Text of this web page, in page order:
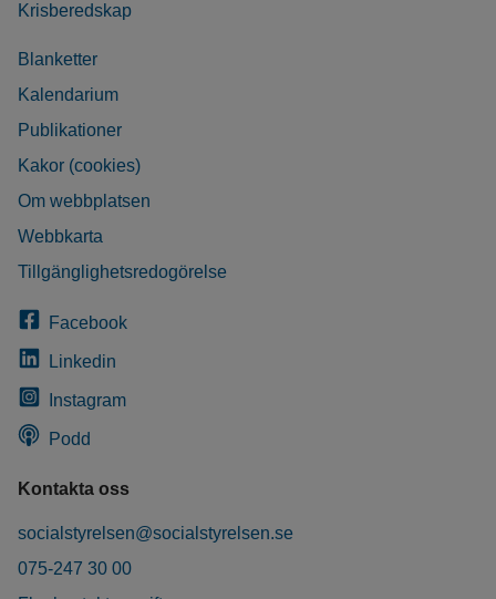
Krisberedskap
Blanketter
Kalendarium
Publikationer
Kakor (cookies)
Om webbplatsen
Webbkarta
Tillgänglighetsredogörelse
Facebook
Linkedin
Instagram
Podd
Kontakta oss
socialstyrelsen@socialstyrelsen.se
075-247 30 00